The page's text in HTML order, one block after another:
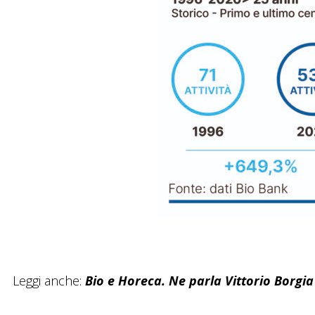
Leggi anche: Bio e Horeca. Ne parla Vittorio